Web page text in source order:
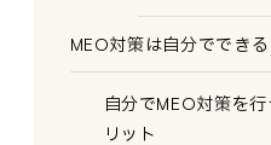
MEO対策は自分ででき
自分でMEO対策を
リット